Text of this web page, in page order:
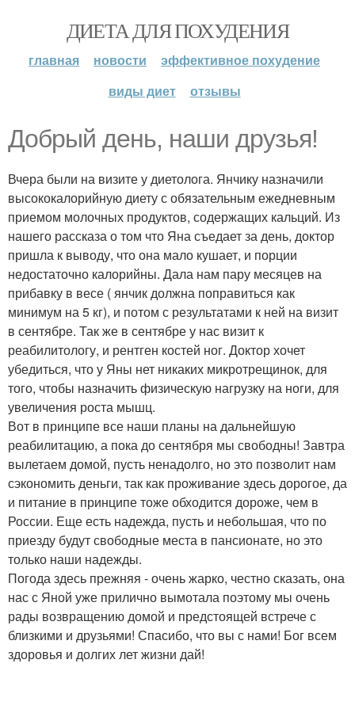
ДИЕТА ДЛЯ ПОХУДЕНИЯ
главная новости
эффективное похудение
виды диет
отзывы
Добрый день, наши друзья!
Вчера были на визите у диетолога. Янчику назначили
высококалорийную диету с обязательным ежедневным
приемом молочных продуктов, содержащих кальций. Из
нашего рассказа о том что Яна съедает за день, доктор
пришла к выводу, что она мало кушает, и порции
недостаточно калорийны. Дала нам пару месяцев на
прибавку в весе ( янчик должна поправиться как
минимум на 5 кг), и потом с результатами к ней на визит
в сентябре. Так же в сентябре у нас визит к
реабилитологу, и рентген костей ног. Доктор хочет
убедиться, что у Яны нет никаких микротрещинок, для
того, чтобы назначить физическую нагрузку на ноги, для
увеличения роста мышц.
Вот в принципе все наши планы на дальнейшую
реабилитацию, а пока до сентября мы свободны! Завтра
вылетаем домой, пусть ненадолго, но это позволит нам
сэкономить деньги, так как проживание здесь дорогое, да
и питание в принципе тоже обходится дороже, чем в
России. Еще есть надежда, пусть и небольшая, что по
приезду будут свободные места в пансионате, но это
только наши надежды.
Погода здесь прежняя - очень жарко, честно сказать, она
нас с Яной уже прилично вымотала поэтому мы очень
рады возвращению домой и предстоящей встрече с
близкими и друзьями! Спасибо, что вы с нами! Бог всем
здоровья и долгих лет жизни дай!